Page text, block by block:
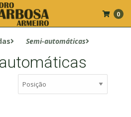
0
Semi-automáticas